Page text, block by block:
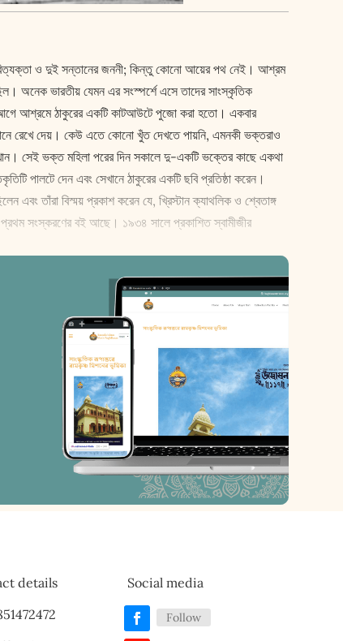
পরিত্যক্তা ও দুই সন্তানের জননী; কিন্তু কোনো আয়ের পথ নেই। আশ্রম
অনেক ভারতীয় যেমন এর সংস্পর্শে এসে তাদের সাংস্কৃতিক
আগে আশ্রমে ঠাকুরের একটি কাটআউটে পুজো করা হতো। একবার
রেখে দেয়। কেউ এতে কোনো খুঁত দেখতে পায়নি, এমনকী ভক্তরাও
সেই ভক্ত মহিলা পরের দিন সকালে দু-একটি ভক্তের কাছে একথা
পালটে দেন এবং সেখানে ঠাকুরের একটি ছবি প্রতিষ্ঠা করেন।
এবং তাঁরা বিস্ময় প্রকাশ করেন যে, খ্রিস্টান ক্যাথলিক ও শ্বেতাঙ্গ
প্রথম সংস্করণের বই আছে। ১৯৩৪ সালে প্রকাশিত স্বামীজীর
details
Social media
Follow